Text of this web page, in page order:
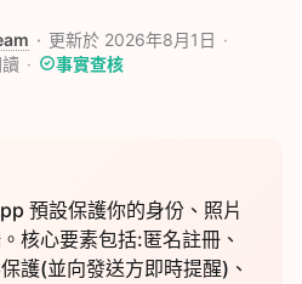
更新於 2026年8月1日
事實查核
預設保護你的身份、照片
心要素包括:匿名註冊、
護(並向發送方即時提醒)、